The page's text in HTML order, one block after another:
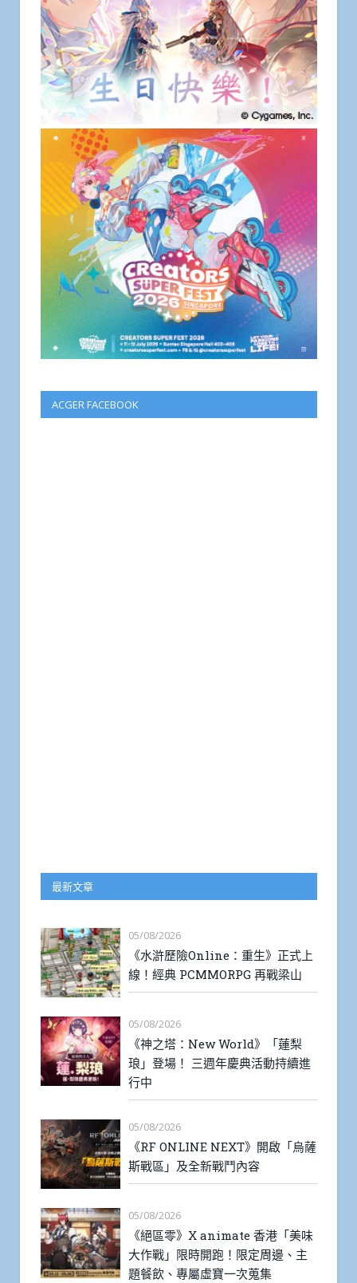
ACGER FACEBOOK
最新文章
05/08/2026
《水滸歷險Online：重生》正式上
線！經典 PCMMORPG 再戰梁山
05/08/2026
《神之塔：New World》「蓮梨
琅」登場！ 三週年慶典活動持續進
行中
05/08/2026
《RF ONLINE NEXT》開啟「烏薩
斯戰區」及全新戰鬥內容
05/08/2026
《絕區零》X animate 香港「美味
大作戰」限時開跑！限定周邊、主
題餐飲、專屬虛寶一次蒐集